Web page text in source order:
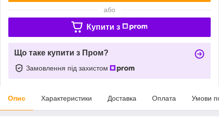
або
Купити з
Що таке купити з Пром?
Замовлення під захистом
Опис Характеристики Доставка Оплата Умови